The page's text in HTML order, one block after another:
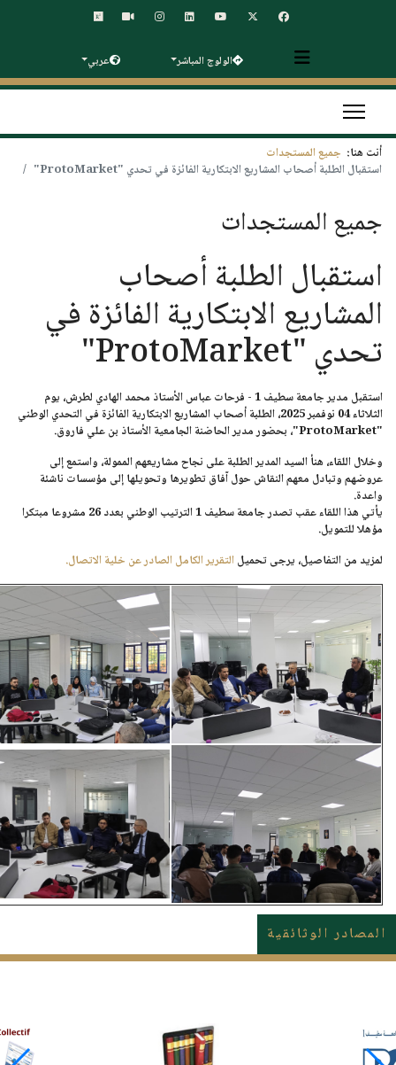
الولوج المباشر عربي
أنت هنا: جميع المستجدات
استقبال الطلبة أصحاب المشاريع الابتكارية الفائزة في تحدي "ProtoMarket"
جميع المستجدات
استقبال الطلبة أصحاب
المشاريع الابتكارية الفائزة في
تحدي "ProtoMarket"
استقبل مدير جامعة سطيف 1 - فرحات عباس الأستاذ محمد الهادي لطرش، يوم
الثلاثاء 04 نوفمبر 2025، الطلبة أصحاب المشاريع الابتكارية الفائزة في التحدي الوطني
"ProtoMarket"
، بحضور مدير الحاضنة الجامعيةالأستاذ بن علي فاروق.
وخلال اللقاء، هنأ السيد المدير الطلبة على نجاح مشاريعهم الممولة، واستمع إلى
عروضهم وتبادل معهم النقاش حول آفاق تطويرها وتحويلها إلى مؤسسات ناشئة
واعدة.
يأتي هذا اللقاء عقب تصدر جامعة سطيف 1 الترتيب الوطني بعدد 26 مشروعا مبتكرا
مؤهلا للتمويل.
لمزيد من التفاصيل، يرجى تحميلالتقرير الكامل الصادر عن خلية الاتصال.
المصادر الوثائقية